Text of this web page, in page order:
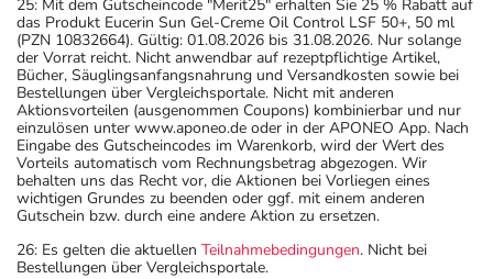
25: Mit dem Gutscheincode "Merit25" erhalten Sie 25 % Rabatt auf
das Produkt Eucerin Sun Gel-Creme Oil Control LSF 50+, 50 ml
(PZN 10832664). Gültig: 01.08.2026 bis 31.08.2026. Nur solange
der Vorrat reicht. Nicht anwendbar auf rezeptpflichtige Artikel,
Bücher, Säuglingsanfangsnahrung und Versandkosten sowie bei
Bestellungen über Vergleichsportale. Nicht mit anderen
Aktionsvorteilen (ausgenommen Coupons) kombinierbar und nur
einzulösen unter www.aponeo.de oder in der APONEO App. Nach
Eingabe des Gutscheincodes im Warenkorb, wird der Wert des
Vorteils automatisch vom Rechnungsbetrag abgezogen. Wir
behalten uns das Recht vor, die Aktionen bei Vorliegen eines
wichtigen Grundes zu beenden oder ggf. mit einem anderen
Gutschein bzw. durch eine andere Aktion zu ersetzen.
26: Es gelten die aktuellen Teilnahmebedingungen. Nicht bei
Bestellungen über Vergleichsportale.